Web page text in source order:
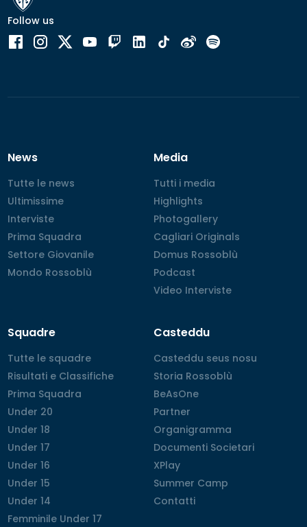
Follow us
News
Tutte le news
Tutte le news
Ultimissime
Ultimissime
Interviste
Interviste
Prima Squadra
Prima Squadra
Settore Giovanile
Settore Giovanile
Mondo Rossoblù
Mondo Rossoblù
Media
Tutti i media
Tutti i media
Highlights
Highlights
Photogallery
Photogallery
Cagliari Originals
Cagliari Originals
Domus Rossoblù
Domus Rossoblù
Podcast
Podcast
Video Interviste
Video Interviste
Squadre
Tutte le squadre
Tutte le squadre
Risultati e Classifiche
Risultati e Classifiche
Prima Squadra
Prima Squadra
Under 20
Under 20
Under 18
Under 18
Under 17
Under 17
Under 16
Under 16
Under 15
Under 15
Under 14
Under 14
Femminile Under 17
Femminile Under 17
Casteddu
Casteddu seus nosu
Casteddu seus nosu
Storia Rossoblù
Storia Rossoblù
BeAsOne
BeAsOne
Partner
Partner
Organigramma
Organigramma
Documenti Societari
Documenti Societari
XPlay
XPlay
Summer Camp
Summer Camp
Contatti
Contatti